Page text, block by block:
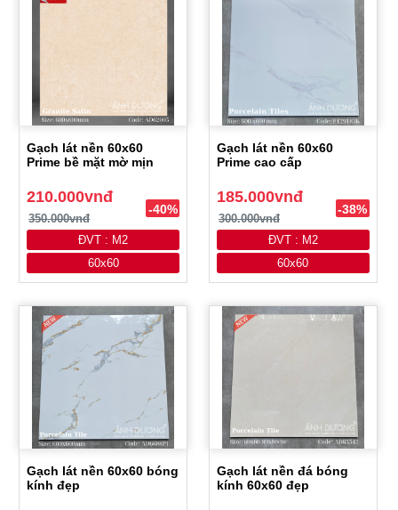
Gạch lát nền 60x60
Prime bề mặt mờ mịn
210.000vnđ
350.000vnđ
-40%
ĐVT : M2
60x60
Gạch lát nền 60x60
Prime cao cấp
185.000vnđ
300.000vnđ
-38%
ĐVT : M2
60x60
Gạch lát nền 60x60 bóng
kính đẹp
Gạch lát nền đá bóng
kính 60x60 đẹp